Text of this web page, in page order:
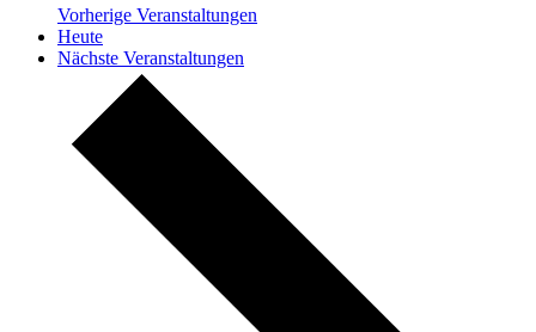
Vorherige Veranstaltungen
Heute
Nächste Veranstaltungen